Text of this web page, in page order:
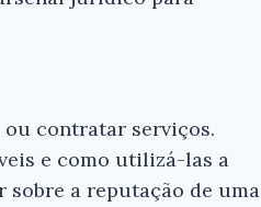
contratar serviços.
e como utilizá-las a
a reputação de uma
para